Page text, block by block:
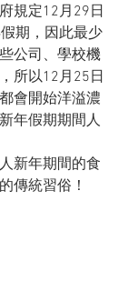
規定12月29日
期，因此最少
公司、學校機
所以12月25日
會開始洋溢濃
年假期期間人
新年期間的食
傳統習俗！